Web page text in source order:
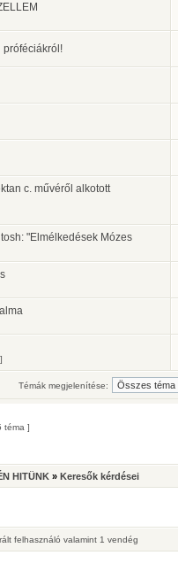
próféciákról!
c. művéről alkotott
"Elmélkedések Mózes
]
Témák megjelenítése:
téma ]
HITÜNK » Keresők kérdései
felhasználó valamint 1 vendég